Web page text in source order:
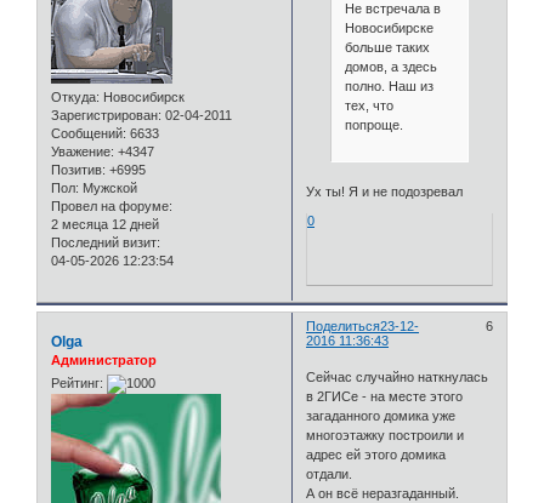
Откуда: Новосибирск
Зарегистрирован: 02-04-2011
Сообщений: 6633
Уважение: +4347
Позитив: +6995
Пол: Мужской
Провел на форуме:
2 месяца 12 дней
Последний визит:
04-05-2026 12:23:54
Не встречала в
Новосибирске
больше таких
домов, а здесь
полно. Наш из
тех, что
попроще.
Ух ты! Я и не подозревал
0
Поделиться 6
23-12-
2016 11:36:43
Olga
Администратор
Рейтинг:
Сейчас случайно наткнулась
в 2ГИСе - на месте этого
загаданного домика уже
многоэтажку построили и
адрес ей этого домика
отдали.
А он всё неразгаданный.